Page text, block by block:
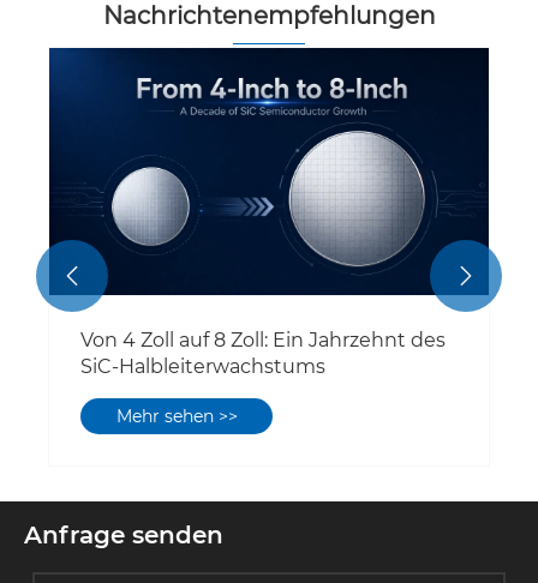
Nachrichtenempfehlungen
Von 4 Zoll auf 8 Zoll: Ein Jahrzehnt des
SiC-Halbleiterwachstums
Mehr sehen >>
 
Anfrage senden